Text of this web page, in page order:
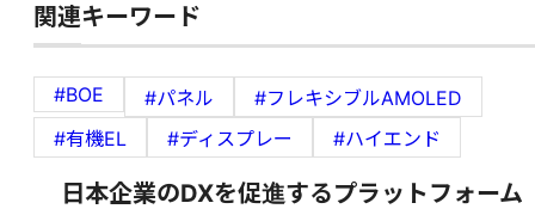
関連キーワード
#BOE #パネル
#フレキシブルAMOLED
#有機EL
#ディスプレー #ハイエンド
日本企業のDXを促進するプラットフォーム